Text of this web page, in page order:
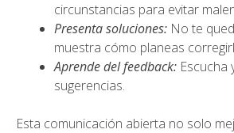
circunstancias para evitar
Presenta soluciones: No te
muestra cómo planeas
Aprende del feedback: Escucha
sugerencias.
Esta comunicación abierta no solo